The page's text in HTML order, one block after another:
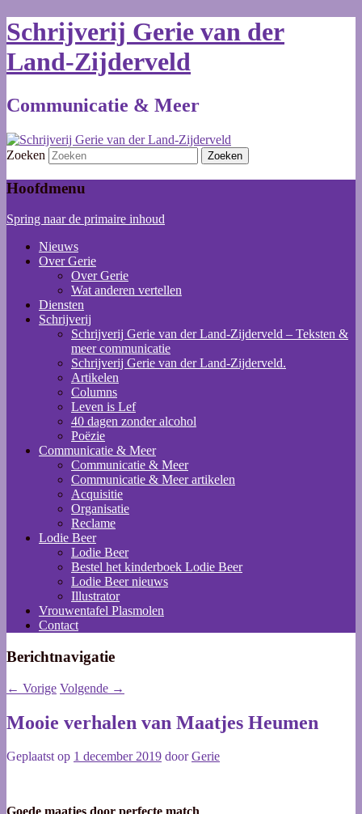
Schrijverij Gerie van der
Land-Zijderveld
Communicatie & Meer
Zoeken
Hoofdmenu
Spring naar de primaire inhoud
Nieuws
Over Gerie
Over Gerie
Wat anderen vertellen
Diensten
Schrijverij
Schrijverij Gerie van der Land-Zijderveld – Teksten &
meer communicatie
Schrijverij Gerie van der Land-Zijderveld.
Artikelen
Columns
Leven is Lef
40 dagen zonder alcohol
Poëzie
Communicatie & Meer
Communicatie & Meer
Communicatie & Meer artikelen
Acquisitie
Organisatie
Reclame
Lodie Beer
Lodie Beer
Bestel het kinderboek Lodie Beer
Lodie Beer nieuws
Illustrator
Vrouwentafel Plasmolen
Contact
Berichtnavigatie
← Vorige Volgende →
Mooie verhalen van Maatjes Heumen
Geplaatst op 1 december 2019 doorGerie